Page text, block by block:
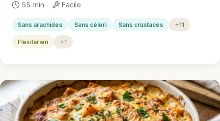
55 min Facile
Sans arachides Sans céleri Sans crustacés +11
Flexitarien +1